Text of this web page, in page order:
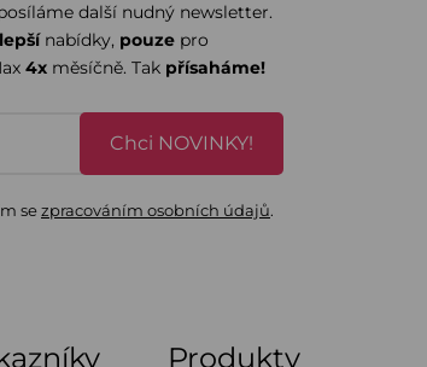
další nudný newsletter.
lepšínabídky, pouze pro
4x měsíčně. Tak přísaháme!
Chci NOVINKY!
sezpracováním osobních údajů.
Produkty